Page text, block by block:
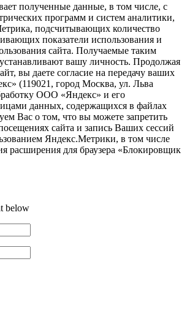
полученные данные, в том числе, с
программ и систем аналитики,
подсчитывающих количество
показатели использования и
сайта. Получаемые таким
вашу личность. Продолжая
вы даете согласие на передачу ваших
(119021, город Москва, ул. Льва
ООО «Яндекс» и его
данных, содержащихся в файлах
Вас о том, что вы можете запретить
сайта и запись Ваших сессий
Яндекс.Метрики, в том числе
расширения для браузера «Блокировщик
below